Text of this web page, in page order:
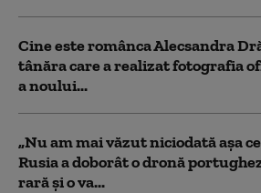
Cine este românca Alecsandra
tânăra care a realizat fotografia
a noului...
„Nu am mai văzut niciodată așa
Rusia a doborât o dronă
rară și o va...